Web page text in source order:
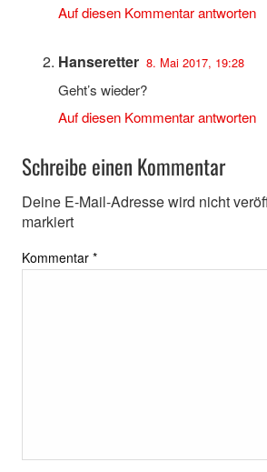
Auf diesen Kommentar antworten
Hanseretter 8. Mai 2017, 19:28
Geht’s wieder?
Auf diesen Kommentar antworten
Schreibe einen Kommentar
Deine E-Mail-Adresse wird nicht
markiert
Kommentar *